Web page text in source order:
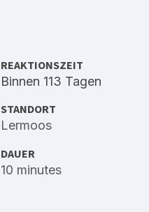
REAKTIONSZEIT
Binnen 113 Tagen
STANDORT
Lermoos
DAUER
10 minutes